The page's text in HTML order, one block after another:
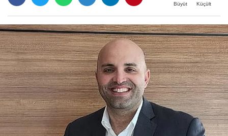
Büyüt Küçült